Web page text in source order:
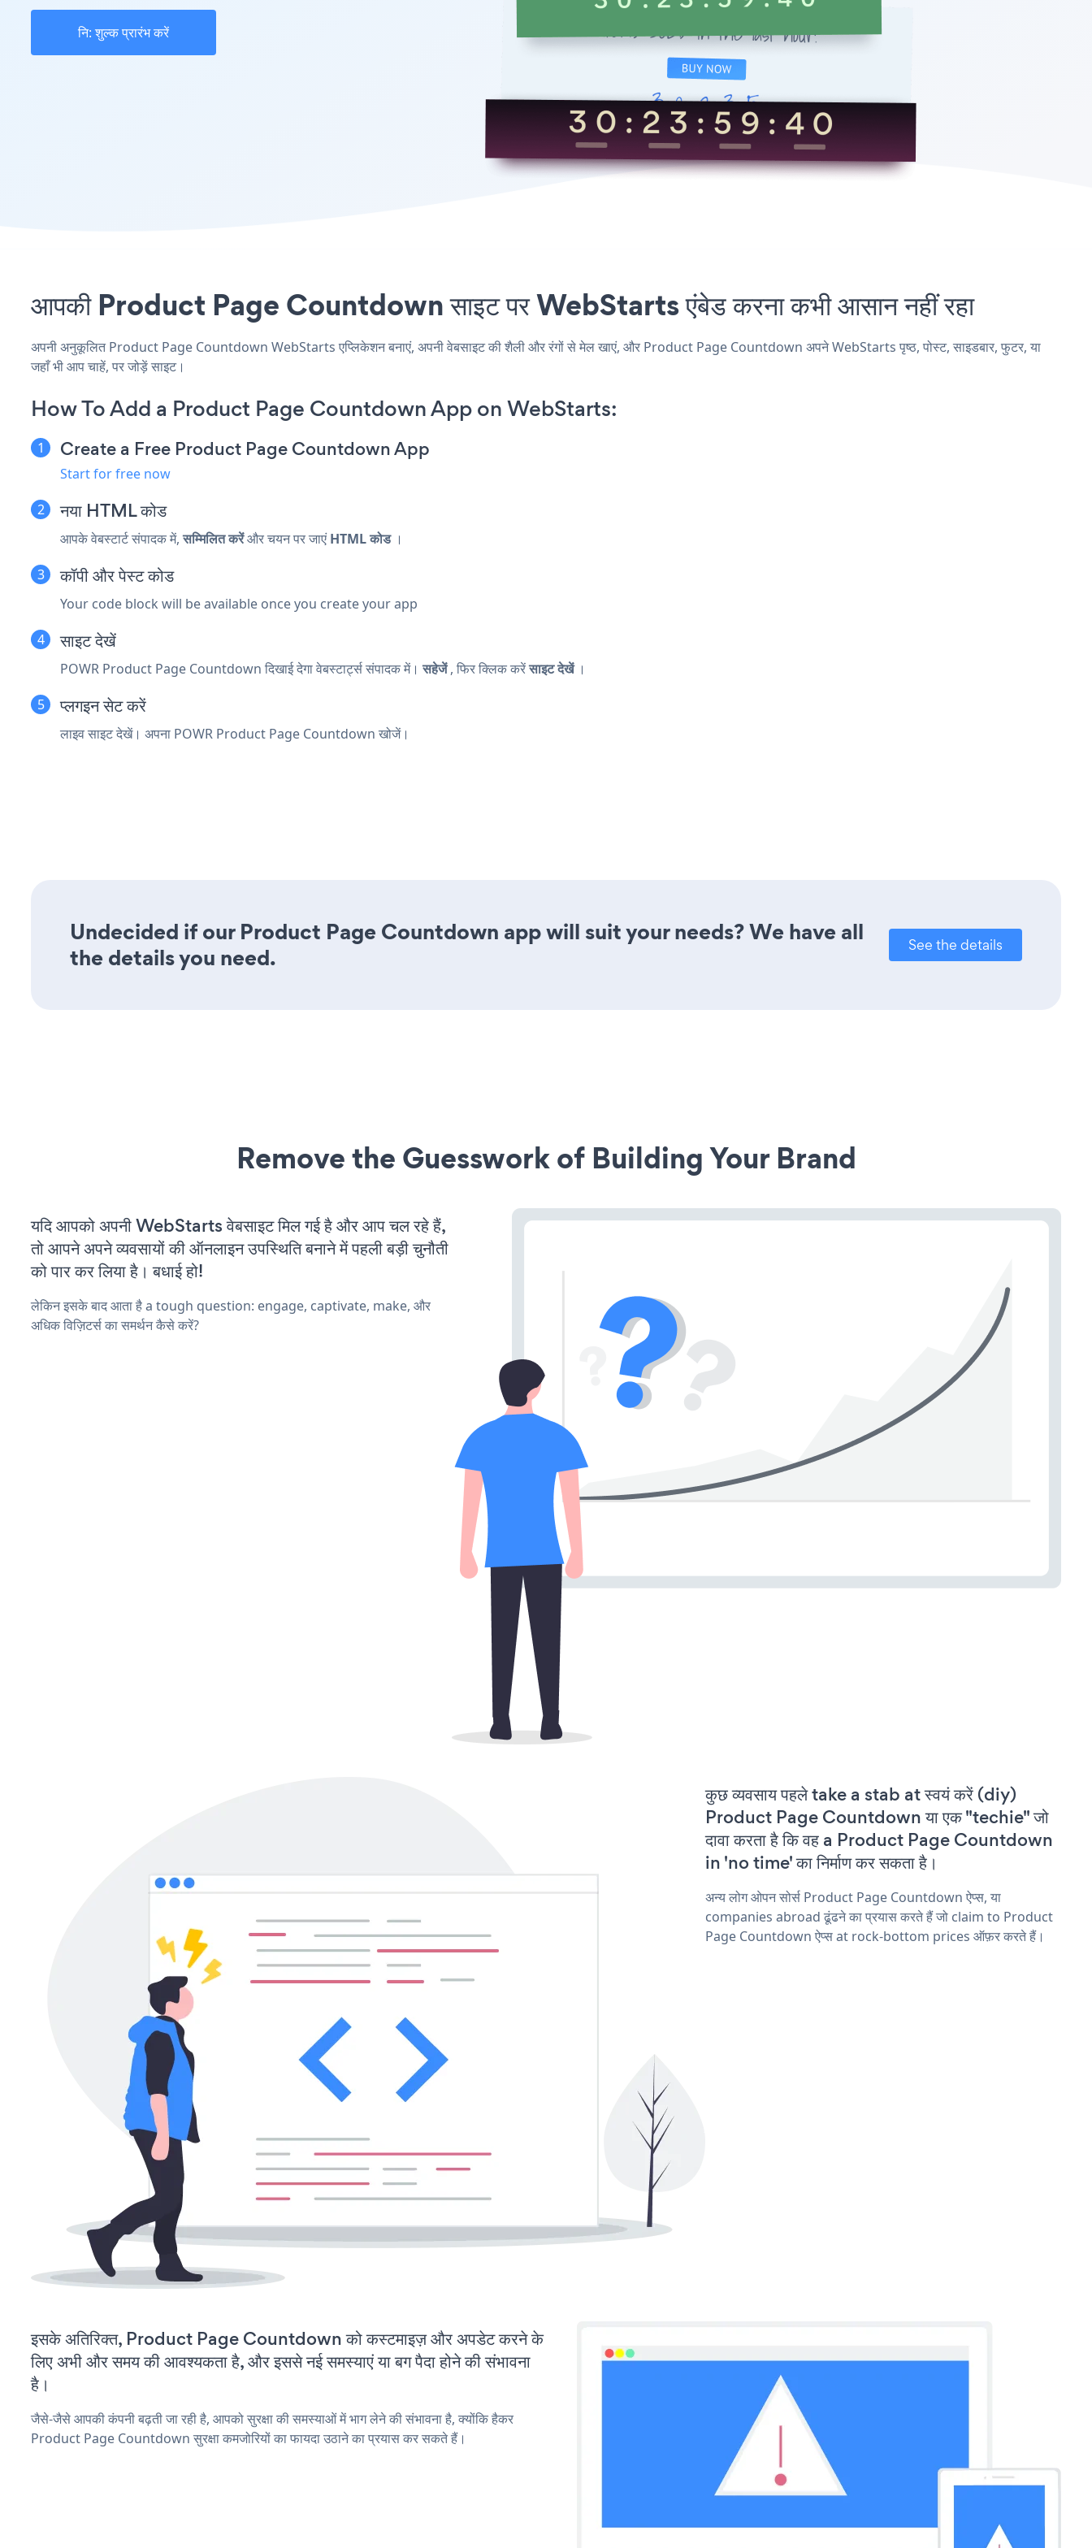
नि: शुल्क प्रारंभ करें
आपकी Product Page Countdown साइट पर WebStarts एंबेड करना कभी आसान नहीं रहा
अपनी अनुकूलित Product Page Countdown WebStarts एप्लिकेशन बनाएं, अपनी वेबसाइट की शैली और रंगों से मेल खाएं, और Product Page Countdown अपने WebStarts पृष्ठ, पोस्ट, साइडबार, फुटर, या
जहाँ भी आप चाहें, पर जोड़ें साइट।
How To Add a Product Page Countdown App on WebStarts:
Create a Free Product Page Countdown App
Start for free now
नया HTML कोड
आपके वेबस्टार्ट संपादक में,सम्मिलित करेंऔर चयन पर जाएंHTML कोड।
कॉपी और पेस्ट कोड
Your code block will be available once you create your app
साइट देखें
POWR Product Page Countdown दिखाई देगा वेबस्टार्ट्स संपादक में।सहेजें, फिर क्लिक करेंसाइट देखें।
प्लगइन सेट करें
लाइव साइट देखें। अपना POWR Product Page Countdown खोजें।
Undecided if our Product Page Countdown app will suit your needs? We have all
the details you need.
See the details
Remove the Guesswork of Building Your Brand
यदि आपको अपनी WebStarts वेबसाइट मिल गई है और आप चल रहे हैं,
तो आपने अपने व्यवसायों की ऑनलाइन उपस्थिति बनाने में पहली बड़ी चुनौती
को पार कर लिया है। बधाई हो!
लेकिन इसके बाद आता है a tough question: engage, captivate, make, और
अधिक विज़िटर्स का समर्थन कैसे करें?
कुछ व्यवसाय पहले take a stab at स्वयं करें (diy)
Product Page Countdown या एक "techie" जो
दावा करता है कि वह a Product Page Countdown
in 'no time' का निर्माण कर सकता है।
अन्य लोग ओपन सोर्स Product Page Countdown ऐप्स, या
companies abroad ढूंढने का प्रयास करते हैं जो claim to Product
Page Countdown ऐप्स at rock-bottom prices ऑफ़र करते हैं।
इसके अतिरिक्त, Product Page Countdown को कस्टमाइज़ और अपडेट करने के
लिए अभी और समय की आवश्यकता है, और इससे नई समस्याएं या बग पैदा होने की संभावना
है।
जैसे-जैसे आपकी कंपनी बढ़ती जा रही है, आपको सुरक्षा की समस्याओं में भाग लेने की संभावना है, क्योंकि हैकर
Product Page Countdown सुरक्षा कमजोरियों का फायदा उठाने का प्रयास कर सकते हैं।